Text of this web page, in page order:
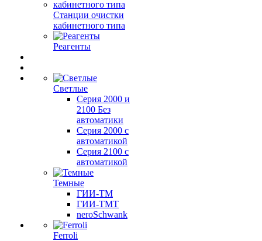
Станции очистки
кабинетного типа
Реагенты
Светлые
Серия 2000 и
2100 Без
автоматики
Серия 2000 с
автоматикой
Серия 2100 с
автоматикой
Темные
ГИИ-ТМ
ГИИ-ТМТ
neroSchwank
Ferroli